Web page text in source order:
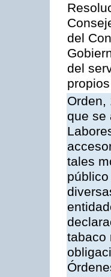
del
del
Orden,
que se
tales
tabaco